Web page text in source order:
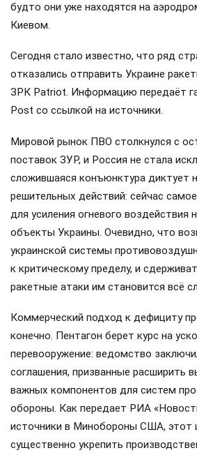
будто они уже находятся на
Киевом.
Сегодня стало известно, что ряд
отказались отправить Украине
ЗРК Patriot. Информацию передаёт
Post со ссылкой на источники.
Мировой рынок ПВО столкнулся с
поставок ЗУР, и Россия не стала
сложившаяся конъюнктура диктует
решительных действий: сейчас
для усиления огневого воздействия
объекты Украины. Очевидно, что
украинской системы
к критическому пределу, и
ракетные атаки им становится всё
Коммерческий подход к дефициту
конечно. Пентагон берет курс на
перевооружение: ведомство
соглашения, призванные расширить
важных компонентов для систем
обороны. Как передает РИА
источники в Минобороны США, этот
существенно укрепить